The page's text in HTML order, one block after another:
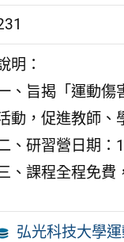
明：
、旨揭「運動傷
動，促進教師、
、研習營日期：
、課程全程免費
弘光科技大學